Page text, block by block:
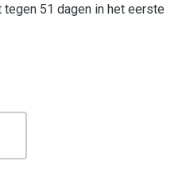
51 dagen in het eerste